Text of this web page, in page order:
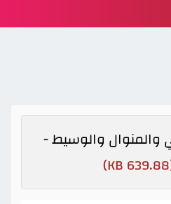
والمنوال والوسيط -